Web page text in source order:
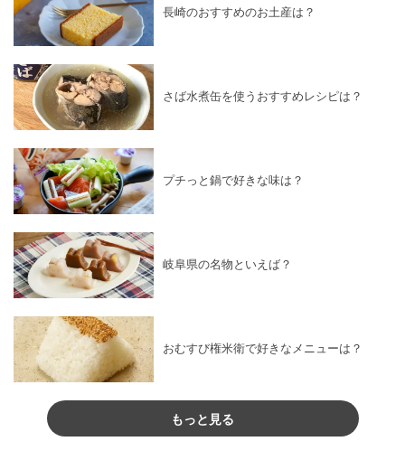
長崎のおすすめのお土産は？
さば水煮缶を使うおすすめレシピは？
プチっと鍋で好きな味は？
岐阜県の名物といえば？
おむすび権米衛で好きなメニューは？
もっと見る